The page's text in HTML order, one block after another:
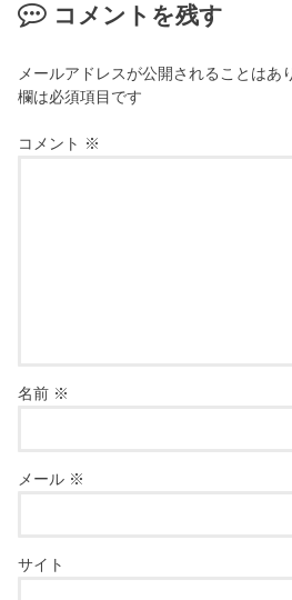
コメントを残す
メールアドレスが公開されることはあ
欄は必須項目です
コメント ※
名前 ※
メール ※
サイト